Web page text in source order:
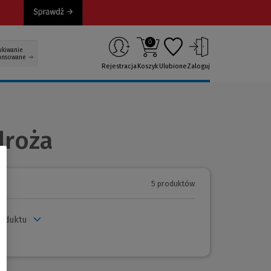
Rejestracja
0
KoszykUlubioneZaloguj
5 produktów